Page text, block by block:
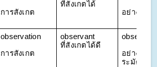
การสังเกต
ที่สังเกตได้
อย่างสังเ
observation
การสังเกต
observant
ที่สังเกตได้ดี
อย่าง
ระมัดระวัง